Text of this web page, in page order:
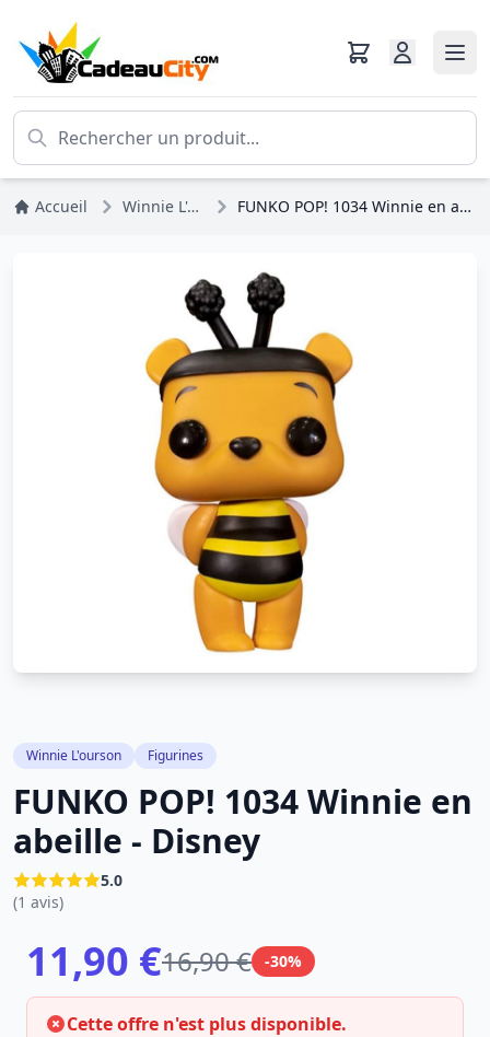
Accueil Winnie L'ourson FUNKO POP! 1034 Winnie en abeille - Disney
Winnie L'ourson Figurines
FUNKO POP! 1034 Winnie en
abeille - Disney
5.0
(1 avis)
11,90 €16,90 € -30%
Cette offre n'est plus disponible.